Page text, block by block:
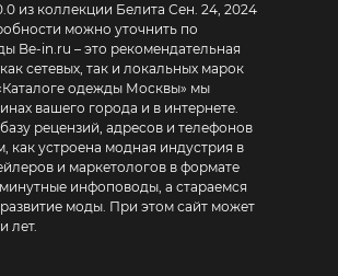
из коллекции Белита Сен. 24, 2024
можно уточнить по
Be-in.ru – это рекомендательная
сетевых, так и локальных марок
Каталоге одежды Москвы» мы
вашего города и в интернете.
рецензий, адресов и телефонов
инфоповоды, а стараемся
моды. При этом сайт может
лет.